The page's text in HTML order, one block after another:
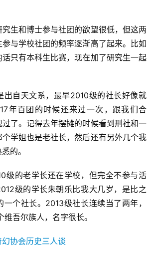
究生和博士参与社团的欲望很低，但这两
与学校社团的频率逐渐高了起来。比如
只有本科生比赛，现在加了研究生一起
出自天文系，最早2010级的社长好像就
年百团的时候还来过一次，跟我们合
了。记得去年摆摊的时候看到刑社和一
学姐也是老社长，然后还有另外几个我
的。
级的老学长还在学校，但完全不参与活
级的学长朱朝乐比我大几岁，是比之
个社长。2013级社长连续当了两年，
吾尔族人，名字很长。